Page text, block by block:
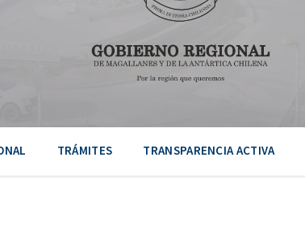
TRÁMITES TRANSPARENCIA ACTIVA